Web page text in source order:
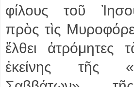
φίλους τοῦ
πρὸς τὶς
ἔλθει ἀτρόμητες
ἐκείνης τῆς